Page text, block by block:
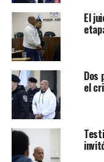
El
Dos
el